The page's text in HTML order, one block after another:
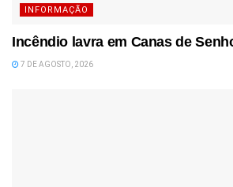
INFORMAÇÃO
Incêndio lavra em Canas de
7 DE AGOSTO, 2026